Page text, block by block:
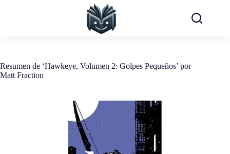
Resumen de ‘Hawkeye, Volumen 2: Golpes Pequeños’ por
Matt Fraction